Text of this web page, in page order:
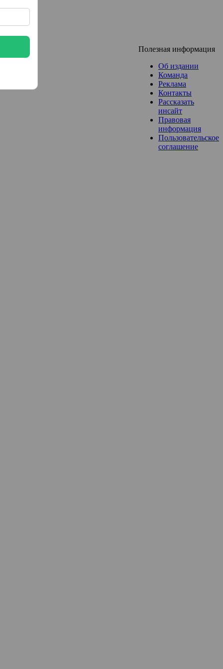
Полезная информация
Об издании
Команда
Реклама
Контакты
Рассказать
инсайт
Правовая
информация
Пользовательское
соглашение